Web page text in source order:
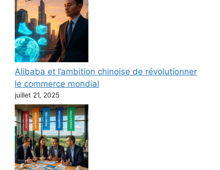
Alibaba et l’ambition chinoise de révolutionner
le commerce mondial
juillet 21, 2025